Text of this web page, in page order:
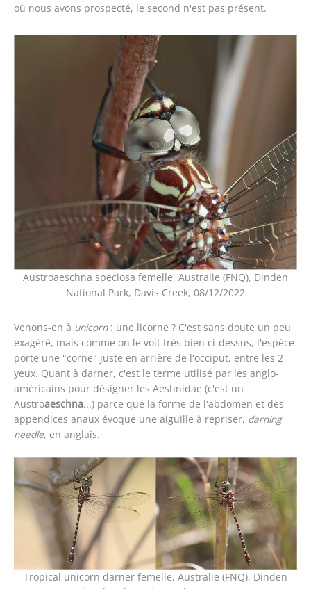
où nous avons prospecté, le second n'est pas présent.
Austroaeschna speciosa femelle, Australie (FNQ), Dinden
National Park, Davis Creek, 08/12/2022
Venons-en à unicorn: une licorne ? C'est sans doute un peu
exagéré, mais comme on le voit très bien ci-dessus, l'espèce
porte une "corne" juste en arrière de l'occiput, entre les 2
yeux. Quant à darner, c'est le terme utilisé par les anglo-
américains pour désigner les Aeshnidae (c'est un
Austroaeschna...) parce que la forme de l'abdomen et des
appendices anaux évoque une aiguille à repriser, darning
needle, en anglais.
Tropical unicorn darner femelle, Australie (FNQ), Dinden